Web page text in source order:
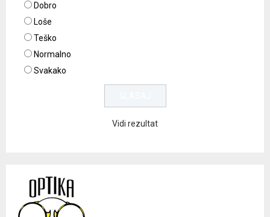
Dobro
Loše
Teško
Normalno
Svakako
Vidi rezultat